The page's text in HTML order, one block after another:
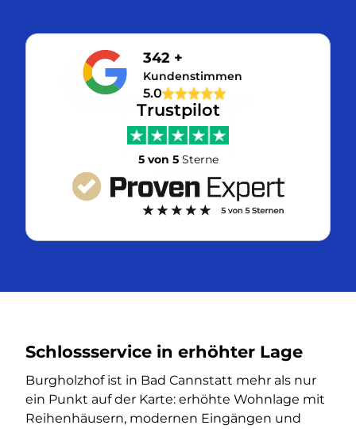
342 +
Kundenstimmen
5.0
Trustpilot
5 von 5 Sterne
Schlossservice in erhöhter Lage
Burgholzhof ist in Bad Cannstatt mehr als nur
ein Punkt auf der Karte: erhöhte Wohnlage mit
Reihenhäusern, modernen Eingängen und